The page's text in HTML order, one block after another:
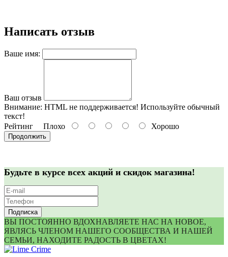
Написать отзыв
Ваше имя:
Ваш отзыв
Внимание: HTML не поддерживается! Используйте обычный
текст!
Рейтинг Плохо Хорошо
Продолжить
Будьте в курсе всех акций и скидок магазина!
Подписка
ВЫ ПОСТОЯННО ВДОХНАВЛЯЕТЕ НАС НА НОВОЕ,
ЯВЛЯСЬ ЧЛЕНОМ НАШЕГО СООБЩЕСТВА И НАШЕЙ
СЕМЬИ, НАХОДИТЕ РАДОСТЬ В ЦВЕТАХ!